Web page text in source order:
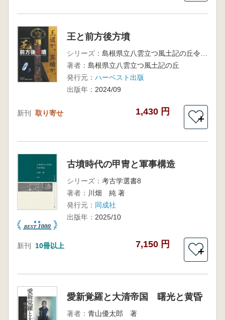
王と前方後方墳
シリーズ：
著者： 島根県立八雲立つ風土記の丘
発行元： ハーベスト出版
出版年： 2024/09
新刊 取り寄せ 1,430 円
＋
古墳時代の甲冑と軍事構造
シリーズ： 考古学選書8
著者： 川畑 純 著
発行元： 同成社
出版年： 2025/10
新刊 10冊以上 7,150 円
＋
愛新覚羅と大清帝国 曙光と黄昏
著者： 青山優太郎 著